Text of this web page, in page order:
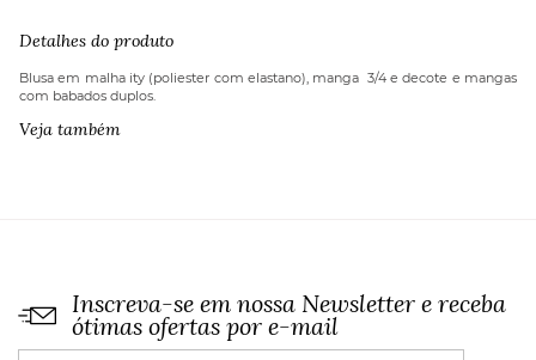
Branca
quantidade
Detalhes do produto
Blusa em malha ity (poliester com elastano), manga 3/4 e decote e mangas
com babados duplos.
Veja também
Inscreva-se em nossa Newsletter e receba
ótimas ofertas por e-mail